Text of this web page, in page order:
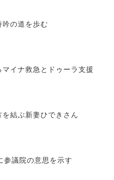
の道を歩む
イナ救急とドゥーラ支援
結ぶ新妻ひできさん
参議院の意思を示す